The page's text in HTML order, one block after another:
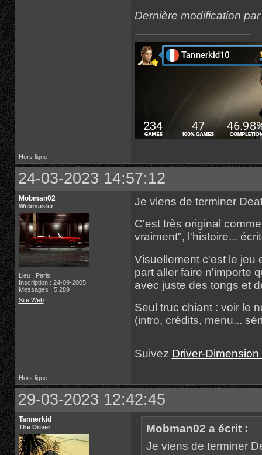
Dernière modification
Hors ligne
24-03-2023 14:57:12
Mobman02
Webmaster
Lieu : Paris
Inscription : 24-09-2005
Messages : 5 289
Site Web
Je viens de terminer
C'est très original
vraiment", l'histoire...
Visuellement c'est le jeu
part aller faire n'importe
avec juste des tongs et
Seul truc chiant : voir le
(intro, crédits, menu...
Suivez Driver-Dimension
Hors ligne
29-03-2023 12:42:45
Tannerkid
The Driver
Mobman02 a écrit :
Je viens de terminer